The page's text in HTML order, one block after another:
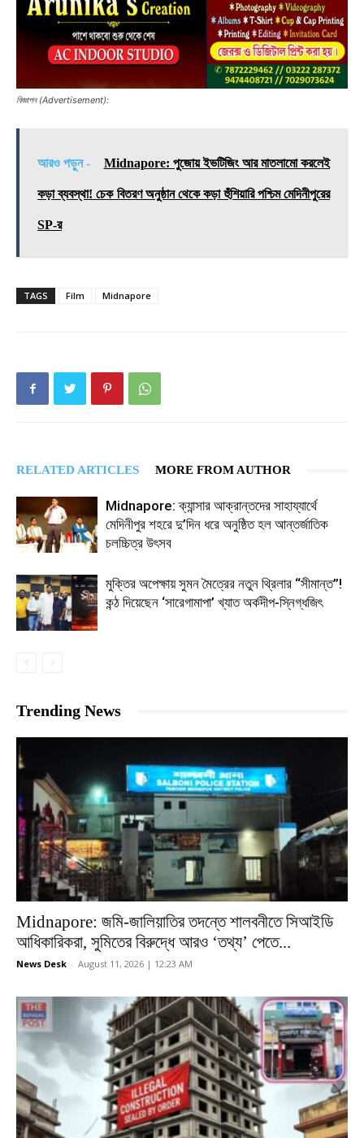
বিজ্ঞাপন (Advertisement):
আরও পড়ুন - Midnapore: পুজোয় ইভটিজিং আর মাতলামো করলেই
কড়া ব্যবস্থা! চেক বিতরণ অনুষ্ঠান থেকে কড়া হুঁশিয়ারি পশ্চিম মেদিনীপুরের
SP-র
TAGS Film Midnapore
RELATED ARTICLES MORE FROM AUTHOR
Midnapore: ক্যান্সার আক্রান্তদের সাহায্যার্থে
মেদিনীপুর শহরে দু’দিন ধরে অনুষ্ঠিত হল আন্তর্জাতিক
চলচ্চিত্র উৎসব
মুক্তির অপেক্ষায় সুমন মৈত্রের নতুন থ্রিলার “সীমান্ত”!
কন্ঠ দিয়েছেন ‘সারেগামাপা’ খ্যাত অর্কদীপ-স্নিগ্ধজিৎ
Trending News
Midnapore: জমি-জালিয়াতির তদন্তে শালবনীতে সিআইডি
আধিকারিকরা, সুমিতের বিরুদ্ধে আরও ‘তথ্য’ পেতে...
News Desk - August 11, 2026 | 12:23 AM